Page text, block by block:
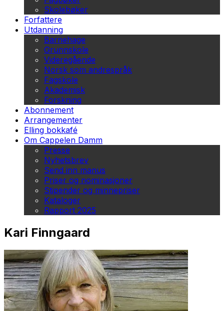
Skolebøker
Forfattere
Utdanning
Barnehage
Grunnskole
Videregående
Norsk som andrespråk
Fagskole
Akademisk
Forskning
Abonnement
Arrangementer
Elling bokkafé
Om Cappelen Damm
Presse
Nyhetsbrev
Send inn manus
Priser og nominasjoner
Stipender og minnepriser
Kataloger
Rapport 2025
Kari Finngaard